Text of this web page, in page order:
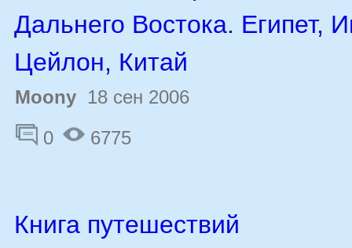
Дальнего Востока. Египет,
Цейлон, Китай
Moony 18 сен 2006
0
6775
Книга путешествий